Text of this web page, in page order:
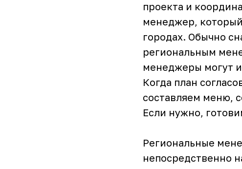
проекта и
менеджер, который
городах. Обычно
региональным
менеджеры могут
Когда план
составляем меню,
Если нужно,
Региональные
непосредственно